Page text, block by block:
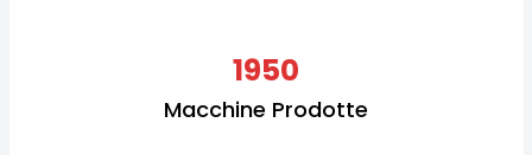
1950
Macchine Prodotte